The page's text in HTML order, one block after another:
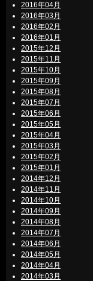
2016年04月
2016年03月
2016年02月
2016年01月
2015年12月
2015年11月
2015年10月
2015年09月
2015年08月
2015年07月
2015年06月
2015年05月
2015年04月
2015年03月
2015年02月
2015年01月
2014年12月
2014年11月
2014年10月
2014年09月
2014年08月
2014年07月
2014年06月
2014年05月
2014年04月
2014年03月